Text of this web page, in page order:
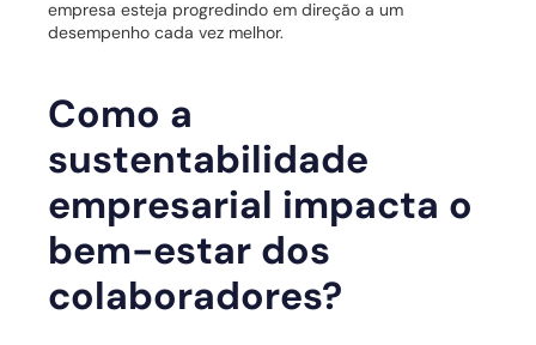
empresa esteja progredindo em direção a um
desempenho cada vez melhor.
Como a
sustentabilidade
empresarial impacta o
bem-estar dos
colaboradores?